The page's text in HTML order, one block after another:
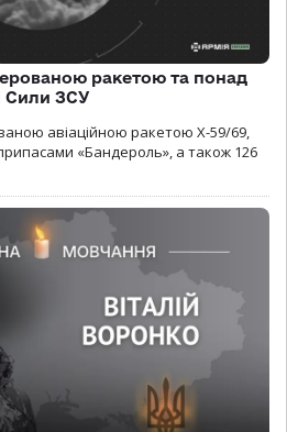
ракетою та понад
Сили ЗСУ
авіаційною ракетою Х-59/69,
«Бандероль», а також 126